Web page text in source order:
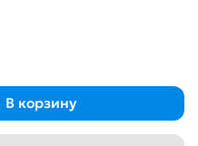
В корзину